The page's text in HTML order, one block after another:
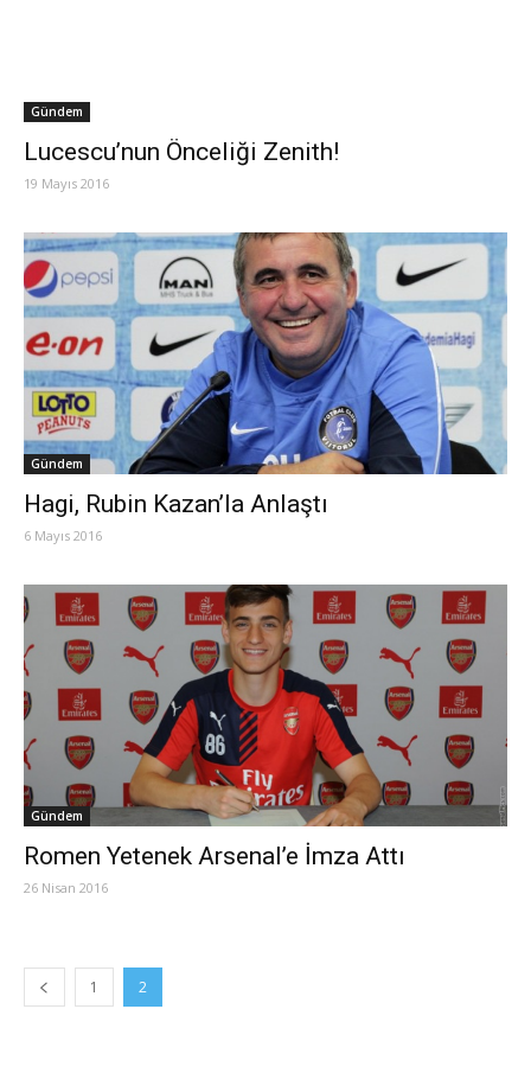
Gündem
Lucescu’nun Önceliği Zenith!
19 Mayıs 2016
Gündem
Hagi, Rubin Kazan’la Anlaştı
6 Mayıs 2016
Gündem
Romen Yetenek Arsenal’e İmza Attı
26 Nisan 2016
1 2